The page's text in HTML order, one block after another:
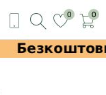
0 0